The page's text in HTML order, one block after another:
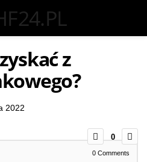
z
2022
0
0 Comments